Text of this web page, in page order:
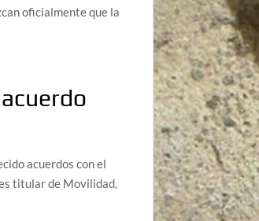
oficialmente que la
acuerdos con el
titular de Movilidad,